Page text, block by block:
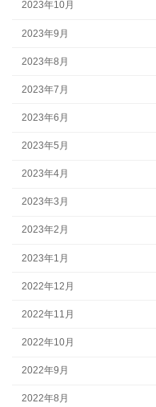
2023年10月
2023年9月
2023年8月
2023年7月
2023年6月
2023年5月
2023年4月
2023年3月
2023年2月
2023年1月
2022年12月
2022年11月
2022年10月
2022年9月
2022年8月